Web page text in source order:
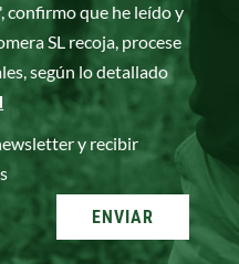
confirmo que he leído y
SL recoja, procese
según lo detallado
y recibir
ENVIAR